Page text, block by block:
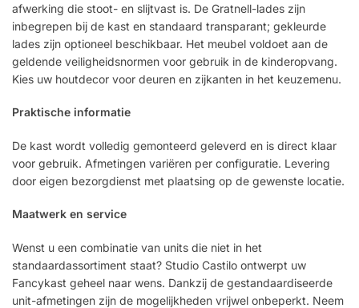
afwerking die stoot- en slijtvast is. De Gratnell-lades zijn
inbegrepen bij de kast en standaard transparant; gekleurde
lades zijn optioneel beschikbaar. Het meubel voldoet aan de
geldende veiligheidsnormen voor gebruik in de kinderopvang.
Kies uw houtdecor voor deuren en zijkanten in het keuzemenu.
Praktische informatie
De kast wordt volledig gemonteerd geleverd en is direct klaar
voor gebruik. Afmetingen variëren per configuratie. Levering
door eigen bezorgdienst met plaatsing op de gewenste locatie.
Maatwerk en service
Wenst u een combinatie van units die niet in het
standaardassortiment staat? Studio Castilo ontwerpt uw
Fancykast geheel naar wens. Dankzij de gestandaardiseerde
unit-afmetingen zijn de mogelijkheden vrijwel onbeperkt. Neem